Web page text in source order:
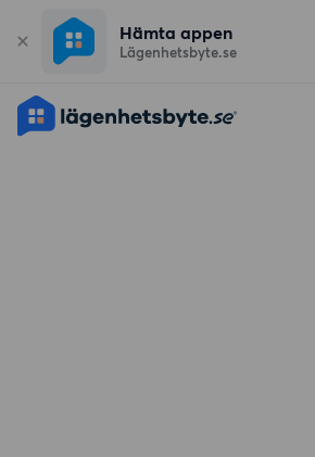
Hämta appen
Lägenhetsbyte.se